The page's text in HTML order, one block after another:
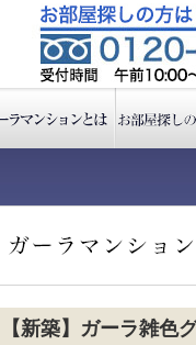
【新築】ガーラ雑色